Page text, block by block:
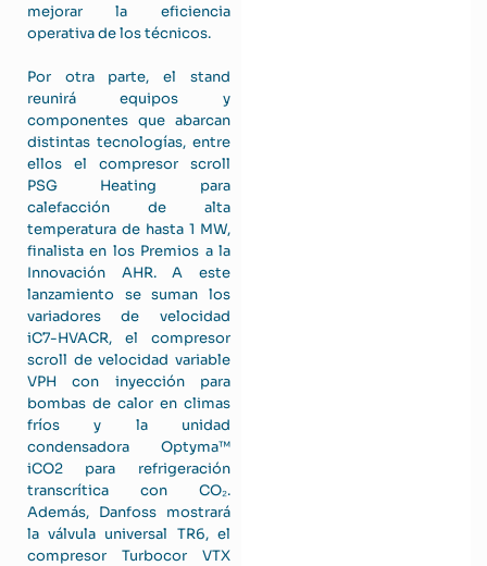
mejorar la eficiencia
operativa de los técnicos.
Por otra parte, el stand
reunirá equipos y
componentes que abarcan
distintas tecnologías, entre
ellos el compresor scroll
PSG Heating para
calefacción de alta
temperatura de hasta 1 MW,
finalista en los Premios a la
Innovación AHR. A este
lanzamiento se suman los
variadores de velocidad
iC7-HVACR, el compresor
scroll de velocidad variable
VPH con inyección para
bombas de calor en climas
fríos y la unidad
condensadora Optyma™
iCO2 para refrigeración
transcrítica con CO₂.
Además, Danfoss mostrará
la válvula universal TR6, el
compresor Turbocor VTX